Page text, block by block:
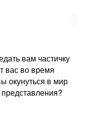
вам частичку
вас во время
окунуться в мир